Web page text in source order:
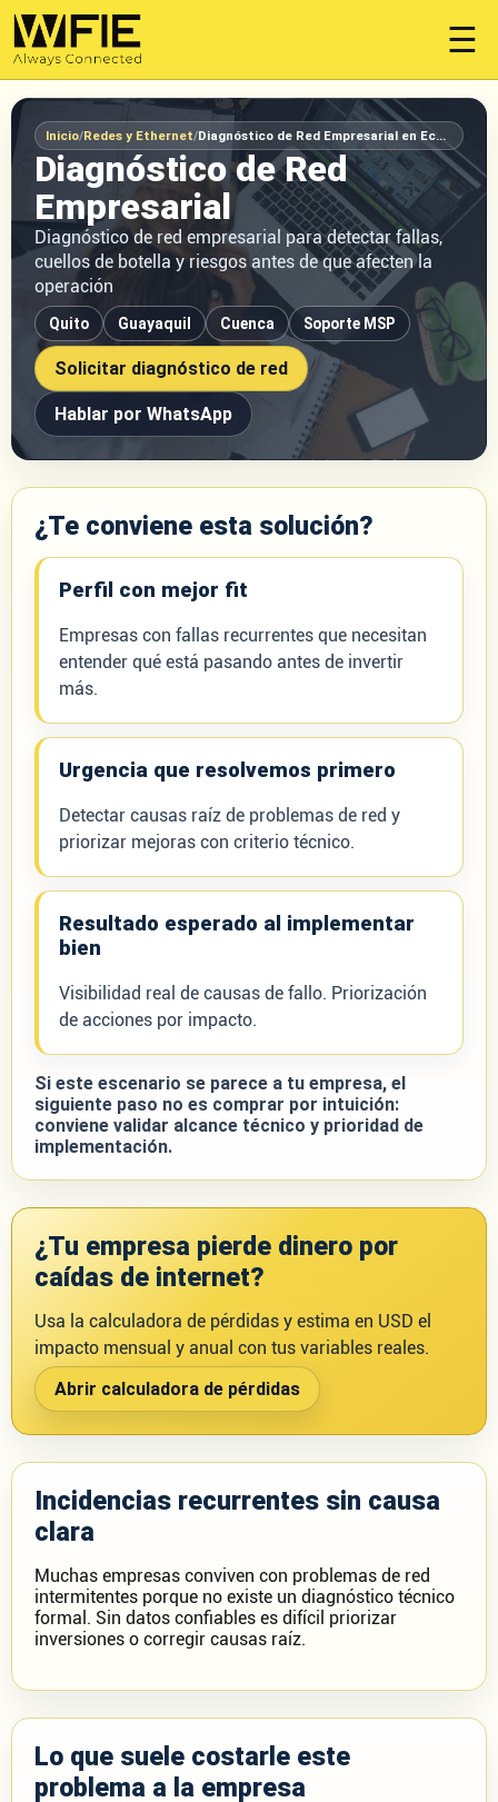
☰
Inicio/Redes y Ethernet/ Diagnóstico de Red Empresarial en Ecuador
Diagnóstico de Red
Empresarial
Diagnóstico de red empresarial para detectar fallas,
cuellos de botella y riesgos antes de que afecten la
operación
Quito Guayaquil Cuenca Soporte MSP
Solicitar diagnóstico de red
Hablar por WhatsApp
¿Te conviene esta solución?
Perfil con mejor fit
Empresas con fallas recurrentes que necesitan
entender qué está pasando antes de invertir
más.
Urgencia que resolvemos primero
Detectar causas raíz de problemas de red y
priorizar mejoras con criterio técnico.
Resultado esperado al implementar
bien
Visibilidad real de causas de fallo. Priorización
de acciones por impacto.
Si este escenario se parece a tu empresa, el
siguiente paso no es comprar por intuición:
conviene validar alcance técnico y prioridad de
implementación.
¿Tu empresa pierde dinero por
caídas de internet?
Usa la calculadora de pérdidas y estima en USD el
impacto mensual y anual con tus variables reales.
Abrir calculadora de pérdidas
Incidencias recurrentes sin causa
clara
Muchas empresas conviven con problemas de red
intermitentes porque no existe un diagnóstico técnico
formal. Sin datos confiables es difícil priorizar
inversiones o corregir causas raíz.
Lo que suele costarle este
problema a la empresa